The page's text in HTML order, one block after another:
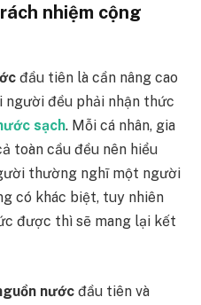
nhiệm cộng
đầu tiên là cần nâng cao
người đều phải nhận thức
sạch. Mỗi cá nhân, gia
toàn cầu đều nên hiểu
thường nghĩ một người
có khác biệt, tuy nhiên
được thì sẽ mang lại kết
nước đầu tiên và